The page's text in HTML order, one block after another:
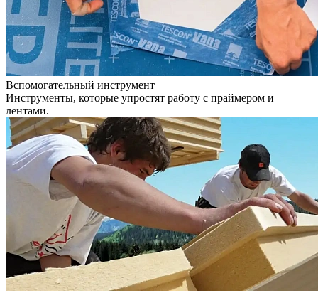
Вспомогательный инструмент
Инструменты, которые упростят работу с праймером и
лентами.